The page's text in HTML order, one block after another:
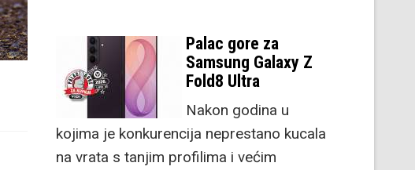
Palac gore za
Samsung Galaxy Z
Fold8 Ultra
Nakon godina u
kojima je konkurencija neprestano kucala
na vrata s tanjim profilima i većim